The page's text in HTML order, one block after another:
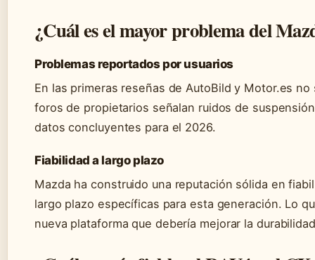
¿Cuál es el mayor problema del
Problemas reportados por usuarios
En las primeras reseñas de AutoBild y Motor.es
foros de propietarios señalan ruidos de
datos concluyentes para el 2026.
Fiabilidad a largo plazo
Mazda ha construido una reputación sólida en
largo plazo específicas para esta generación. Lo
nueva plataforma que debería mejorar la